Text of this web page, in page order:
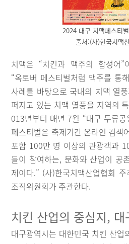
2024 대구 치맥페스티
출처:(사)한국치맥
치맥은 “치킨과 맥주의 합성어”
“옥토버 페스티벌처럼 맥주를 통
사례를 바탕으로 국내의 치맥 열
퍼지고 있는 치맥 열풍을 지역의
013년부터 매년 7월 “대구 두류
페스티벌은 축제기간 온라인 검색
포함 100만 명 이상의 관광객과
들이 참여하는, 문화와 산업이 공
제이다.” (사)한국치맥산업협회
조직위원회가 주관한다.
치킨 산업의 중심지, 대
대구광역시는 대한민국 치킨 산업